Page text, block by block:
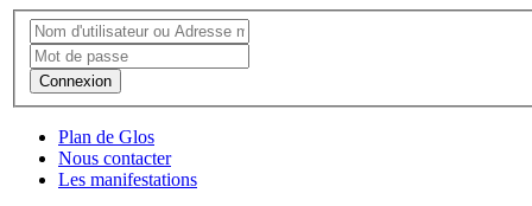
Connexion
Plan de Glos
Nous contacter
Les manifestations